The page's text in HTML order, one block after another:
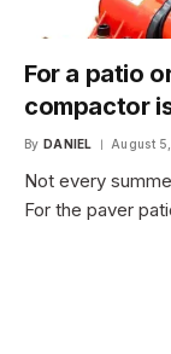
For a patio
compactor
By DANIEL August
Not every
For the paver